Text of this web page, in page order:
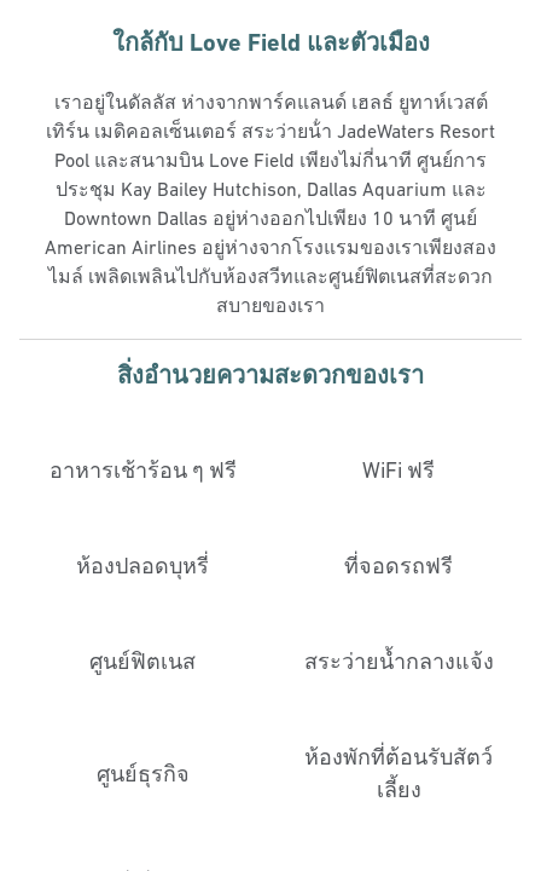
ใกล้กับ Love Field และตัวเมือง
เราอยู่ในดัลลัส ห่างจากพาร์คแลนด์ เฮลธ์ ยูทาห์เวสต์
เทิร์น เมดิคอลเซ็นเตอร์ สระว่ายน้ํา JadeWaters Resort
Pool และสนามบิน Love Field เพียงไม่กี่นาที ศูนย์การ
ประชุม Kay Bailey Hutchison, Dallas Aquarium และ
Downtown Dallas อยู่ห่างออกไปเพียง 10 นาที ศูนย์
American Airlines อยู่ห่างจากโรงแรมของเราเพียงสอง
ไมล์ เพลิดเพลินไปกับห้องสวีทและศูนย์ฟิตเนสที่สะดวก
สบายของเรา
สิ่งอํานวยความสะดวกของเรา
อาหารเช้าร้อน ๆ ฟรี WiFi ฟรี
ห้องปลอดบุหรี่ ที่จอดรถฟรี
ศูนย์ฟิตเนส สระว่ายน้ำกลางแจ้ง
ศูนย์ธุรกิจ
ห้องพักที่ต้อนรับสัตว์
เลี้ยง